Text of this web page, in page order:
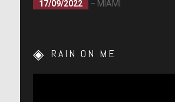
17/09/2022
– MIAMI
RAIN ON ME